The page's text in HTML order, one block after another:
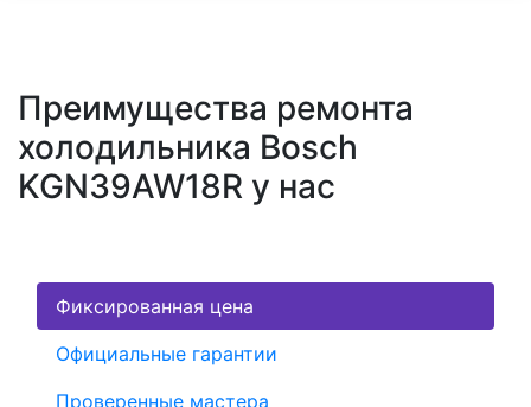
Преимущества ремонта
холодильника Bosch
KGN39AW18R у нас
Фиксированная цена
Официальные гарантии
Проверенные мастера